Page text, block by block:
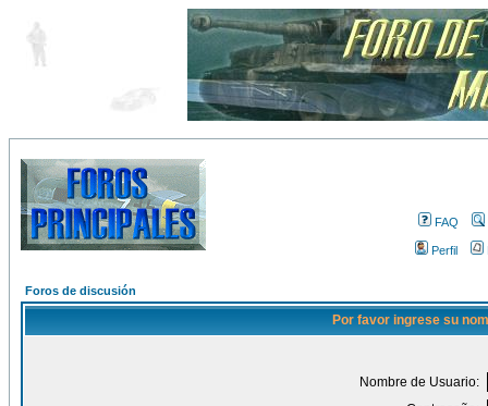
FAQ
Perfil
Foros de discusión
Por favor ingrese su
Nombre de Usuario: